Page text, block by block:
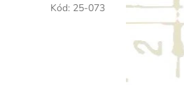
Kód: 25-073